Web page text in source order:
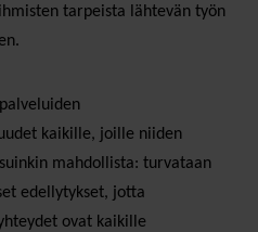
tarpeista lähtevän työn
kaikille, joille niiden
mahdollista: turvataan
edellytykset, jotta
ovat kaikille